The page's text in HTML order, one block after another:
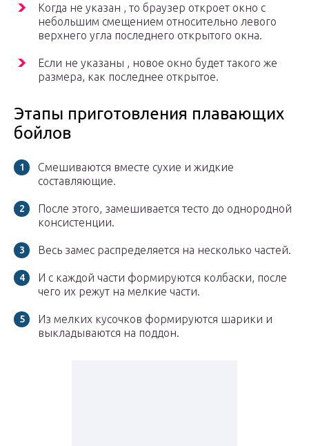
Когда не указан , то браузер откроет окно с
небольшим смещением относительно левого
верхнего угла последнего открытого окна.
Если не указаны , новое окно будет такого же
размера, как последнее открытое.
Этапы приготовления плавающих
бойлов
Смешиваются вместе сухие и жидкие
составляющие.
После этого, замешивается тесто до однородной
консистенции.
Весь замес распределяется на несколько частей.
И с каждой части формируются колбаски, после
чего их режут на мелкие части.
Из мелких кусочков формируются шарики и
выкладываются на поддон.